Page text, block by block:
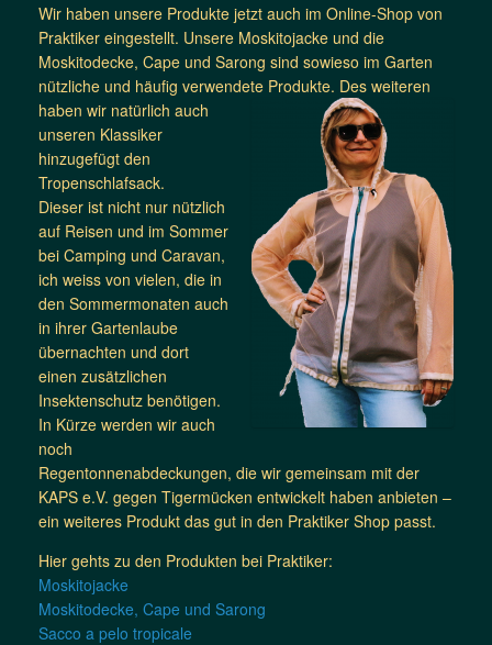
Wir haben unsere Produkte jetzt auch im Online-Shop von
Praktiker eingestellt. Unsere Moskitojacke und die
Moskitodecke, Cape und Sarong sind sowieso im Garten
nützliche und häufig verwendete Produkte. Des weiteren
haben wir natürlich auch
unseren Klassiker
hinzugefügt den
Tropenschlafsack.
Dieser ist nicht nur nützlich
auf Reisen und im Sommer
bei Camping und Caravan,
ich weiss von vielen, die in
den Sommermonaten auch
in ihrer Gartenlaube
übernachten und dort
einen zusätzlichen
Insektenschutz benötigen.
In Kürze werden wir auch
noch
Regentonnenabdeckungen, die wir gemeinsam mit der
KAPS e.V. gegen Tigermücken entwickelt haben anbieten –
ein weiteres Produkt das gut in den Praktiker Shop passt.
Hier gehts zu den Produkten bei Praktiker:
Moskitojacke
Moskitodecke, Cape und Sarong
Sacco a pelo tropicale